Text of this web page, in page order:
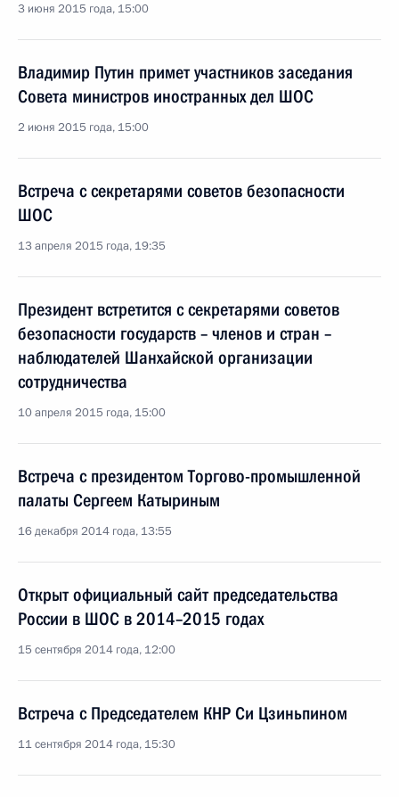
3 июня 2015 года, 15:00
Владимир Путин примет участников заседания
Совета министров иностранных дел ШОС
2 июня 2015 года, 15:00
Встреча с секретарями советов безопасности
ШОС
13 апреля 2015 года, 19:35
Президент встретится с секретарями советов
безопасности государств – членов и стран –
наблюдателей Шанхайской организации
сотрудничества
10 апреля 2015 года, 15:00
Встреча с президентом Торгово-промышленной
палаты Сергеем Катыриным
16 декабря 2014 года, 13:55
Открыт официальный сайт председательства
России в ШОС в 2014–2015 годах
15 сентября 2014 года, 12:00
Встреча с Председателем КНР Си Цзиньпином
11 сентября 2014 года, 15:30